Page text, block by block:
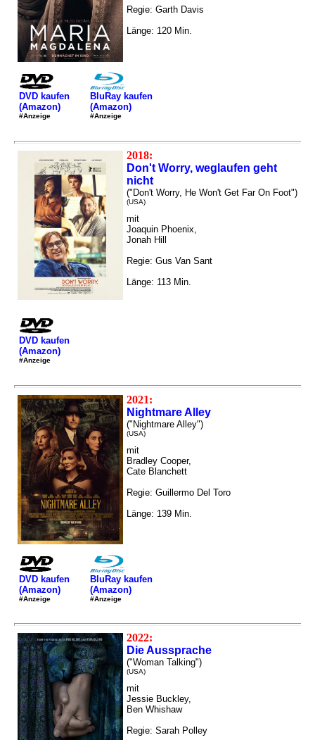
Regie: Garth Davis
Länge: 120 Min.
DVD kaufen
(Amazon)
#Anzeige
BluRay kaufen
(Amazon)
#Anzeige
2018:
Don't Worry, weglaufen geht
nicht
("Don't Worry, He Won't Get Far On Foot")
(USA)
mit
Joaquin Phoenix,
Jonah Hill
Regie: Gus Van Sant
Länge: 113 Min.
DVD kaufen
(Amazon)
#Anzeige
2021:
Nightmare Alley
("Nightmare Alley")
(USA)
mit
Bradley Cooper,
Cate Blanchett
Regie: Guillermo Del Toro
Länge: 139 Min.
DVD kaufen
(Amazon)
#Anzeige
BluRay kaufen
(Amazon)
#Anzeige
2022:
Die Aussprache
("Woman Talking")
(USA)
mit
Jessie Buckley,
Ben Whishaw
Regie: Sarah Polley